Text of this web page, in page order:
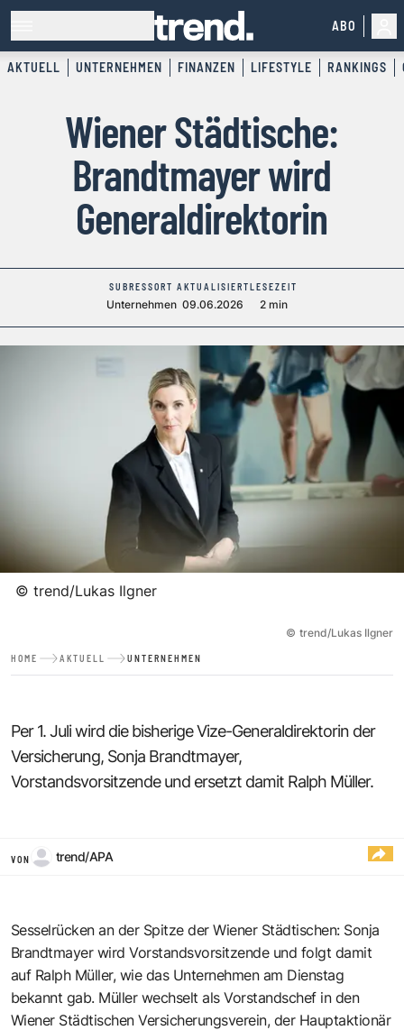
ABO
AKTUELL UNTERNEHMEN FINANZEN LIFESTYLE RANKINGS
Wiener Städtische:
Brandtmayer wird
Generaldirektorin
SUBRESSORT
Unternehmen
AKTUALISIERT
09.06.2026
LESEZEIT
2 min
© trend/Lukas Ilgner
© trend/Lukas Ilgner
HOME AKTUELL UNTERNEHMEN
Per 1. Juli wird die bisherige Vize-Generaldirektorin der
Versicherung, Sonja Brandtmayer,
Vorstandsvorsitzende und ersetzt damit Ralph Müller.
VON trend/APA
Sesselrücken an der Spitze der Wiener Städtischen: Sonja
Brandtmayer wird Vorstandsvorsitzende und folgt damit
auf Ralph Müller, wie das Unternehmen am Dienstag
bekannt gab. Müller wechselt als Vorstandschef in den
Wiener Städtischen Versicherungsverein, der Hauptaktionär